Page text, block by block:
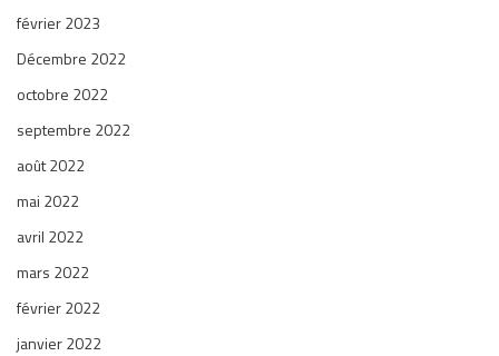
février 2023
Décembre 2022
octobre 2022
septembre 2022
août 2022
mai 2022
avril 2022
mars 2022
février 2022
janvier 2022